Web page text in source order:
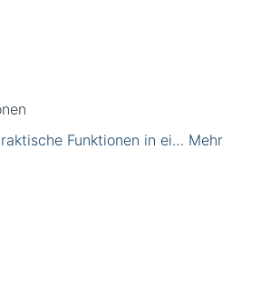
Funktionen in ei… Mehr